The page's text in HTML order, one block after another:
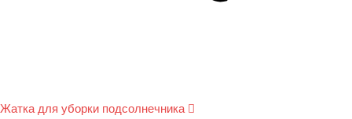
Жатка для уборки подсолнечника